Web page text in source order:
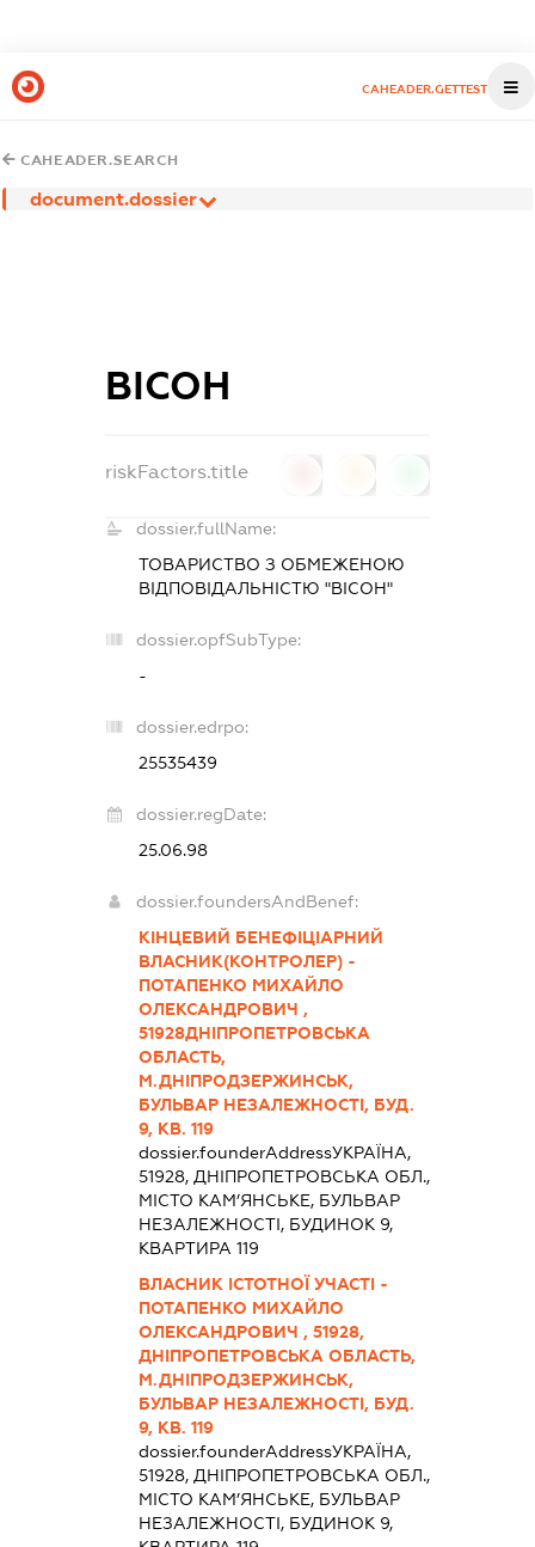
CAHEADER.GETTEST
CAHEADER.SEARCH
document.dossier
ВІСОН
riskFactors.title
dossier.fullName:
ТОВАРИСТВО З ОБМЕЖЕНОЮ
ВІДПОВІДАЛЬНІСТЮ "ВІСОН"
dossier.opfSubType:
-
dossier.edrpo:
25535439
dossier.regDate:
25.06.98
dossier.foundersAndBenef:
КІНЦЕВИЙ БЕНЕФІЦІАРНИЙ
ВЛАСНИК(КОНТРОЛЕР) -
ПОТАПЕНКО МИХАЙЛО
ОЛЕКСАНДРОВИЧ ,
51928ДНІПРОПЕТРОВСЬКА
ОБЛАСТЬ,
М.ДНІПРОДЗЕРЖИНСЬК,
БУЛЬВАР НЕЗАЛЕЖНОСТІ, БУД.
9, КВ. 119
dossier.founderAddressУКРАЇНА,
51928, ДНІПРОПЕТРОВСЬКА ОБЛ.,
МІСТО КАМ’ЯНСЬКЕ, БУЛЬВАР
НЕЗАЛЕЖНОСТІ, БУДИНОК 9,
КВАРТИРА 119
ВЛАСНИК ІСТОТНОЇ УЧАСТІ -
ПОТАПЕНКО МИХАЙЛО
ОЛЕКСАНДРОВИЧ , 51928,
ДНІПРОПЕТРОВСЬКА ОБЛАСТЬ,
М.ДНІПРОДЗЕРЖИНСЬК,
БУЛЬВАР НЕЗАЛЕЖНОСТІ, БУД.
9, КВ. 119
dossier.founderAddressУКРАЇНА,
51928, ДНІПРОПЕТРОВСЬКА ОБЛ.,
МІСТО КАМ’ЯНСЬКЕ, БУЛЬВАР
НЕЗАЛЕЖНОСТІ, БУДИНОК 9,